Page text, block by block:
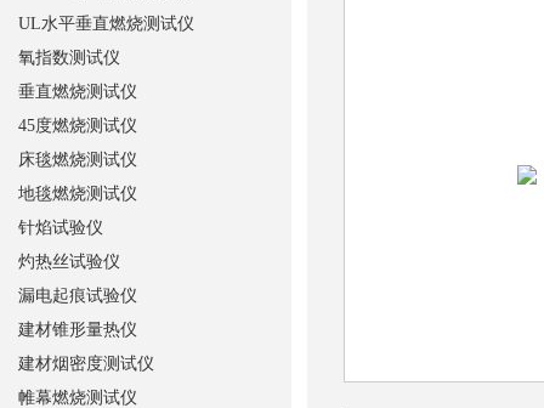
UL水平垂直燃烧测试仪
氧指数测试仪
垂直燃烧测试仪
45度燃烧测试仪
床毯燃烧测试仪
地毯燃烧测试仪
针焰试验仪
灼热丝试验仪
漏电起痕试验仪
建材锥形量热仪
建材烟密度测试仪
帷幕燃烧测试仪